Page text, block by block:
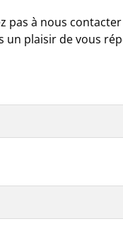
pas à nous
un plaisir de vous